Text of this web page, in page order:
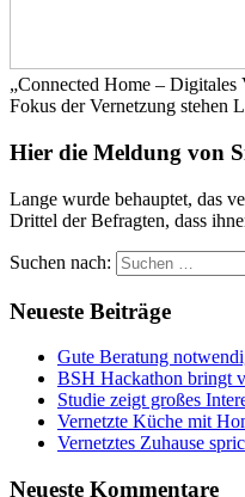
„Connected Home – Digitales
Fokus der Vernetzung stehen
Hier die Meldung von
Lange wurde behauptet, das
Drittel der Befragten, dass
Suchen nach:
Neueste Beiträge
Gute Beratung
BSH Hackathon bringt
Studie zeigt großes
Vernetzte Küche mit
Vernetztes Zuhause
Neueste Kommentare